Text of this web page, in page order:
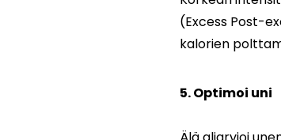
(Excess Post-
kalorien
5. Optimoi uni